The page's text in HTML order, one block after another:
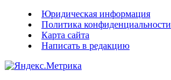
Юридическая информация
Политика конфиденциальности
Карта сайта
Написать в редакцию